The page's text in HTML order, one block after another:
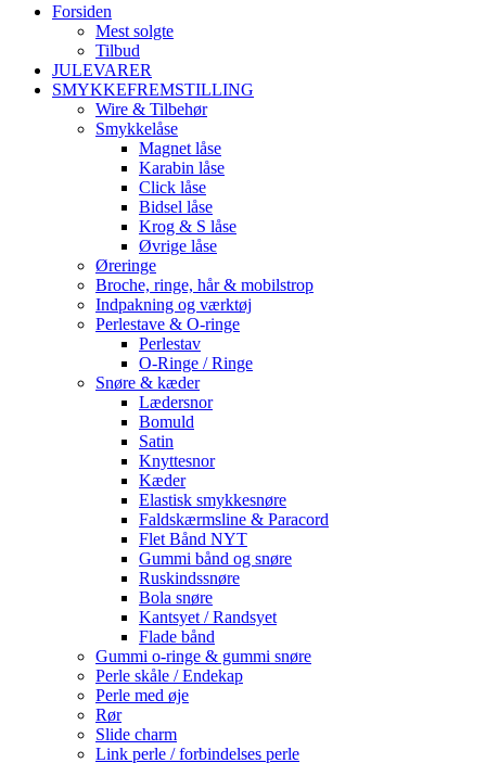
Forsiden
Mest solgte
Tilbud
JULEVARER
SMYKKEFREMSTILLING
Wire & Tilbehør
Smykkelåse
Magnet låse
Karabin låse
Click låse
Bidsel låse
Krog & S låse
Øvrige låse
Øreringe
Broche, ringe, hår & mobilstrop
Indpakning og værktøj
Perlestave & O-ringe
Perlestav
O-Ringe / Ringe
Snøre & kæder
Lædersnor
Bomuld
Satin
Knyttesnor
Kæder
Elastisk smykkesnøre
Faldskærmsline & Paracord
Flet Bånd NYT
Gummi bånd og snøre
Ruskindssnøre
Bola snøre
Kantsyet / Randsyet
Flade bånd
Gummi o-ringe & gummi snøre
Perle skåle / Endekap
Perle med øje
Rør
Slide charm
Link perle / forbindelses perle